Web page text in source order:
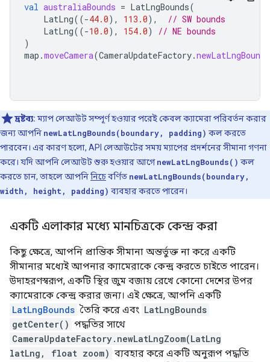
val australiaBounds = LatLngBounds(
LatLng((-44.0), 113.0),
// SW bounds
LatLng((-10.0), 154.0)
// NE bounds
)
map .moveCamera(CameraUpdateFactory.newLatLngBounds
দ্রষ্টব্য: ম্যাপ লেআউট সম্পূর্ণ হওয়ার পরেই কেবল ক্যামেরা পরিবর্তন করার
জন্য আপনি newLatLngBounds(boundary, padding) কল করতে
পারবেন। এর কারণ হলো, API লেআউটের সময় ম্যাপের প্রদর্শনের সীমানা গণনা
করে। যদি আপনি লেআউট শুরু হওয়ার আগেnewLatLngBounds() কল
করতে চান, তাহলে আপনিনিচেবর্ণিত newLatLngBounds(boundary,
width, height, padding) ব্যবহার করতে পারেন।
একটি এলাকার মধ্যে মানচিত্রকে কেন্দ্র করা
কিছু ক্ষেত্রে, আপনি প্রান্তিক সীমানা অন্তর্ভুক্ত না করে একটি
সীমানার মধ্যেই আপনার ক্যামেরাকে কেন্দ্র করতে চাইতে পারেন।
উদাহরণস্বরূপ, একটি স্থির জুম বজায় রেখে কোনো দেশের উপর
ক্যামেরাকে কেন্দ্র করার জন্য। এই ক্ষেত্রে, আপনি একটি
LatLngBounds তৈরি করে এবং LatLngBounds
getCenter() পদ্ধতির সাথে
CameraUpdateFactory.newLatLngZoom(LatLng
latLng, float zoom) ব্যবহার করে একটি অনুরূপ পদ্ধতি